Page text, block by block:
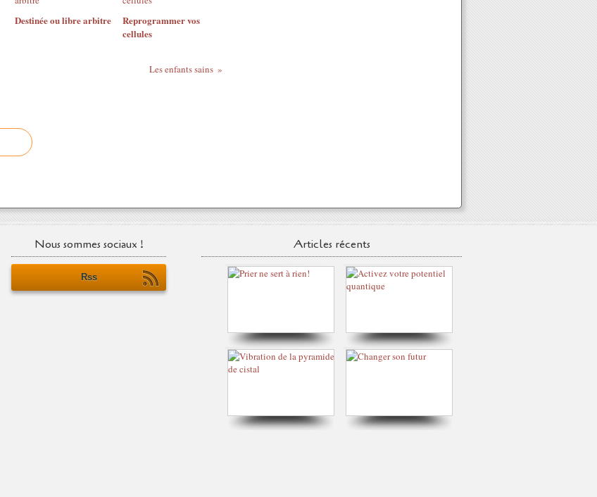
Destinée ou libre arbitre
Reprogrammer vos
cellules
Les enfants sains
Nous sommes sociaux !
Rss
Articles récents